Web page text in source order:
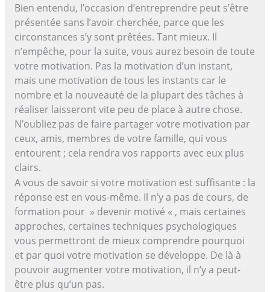
Bien entendu, l’occasion d’entreprendre peut s’être
présentée sans l’avoir cherchée, parce que les
circonstances s’y sont prêtées. Tant mieux. Il
n’empêche, pour la suite, vous aurez besoin de toute
votre motivation. Pas la motivation d’un instant,
mais une motivation de tous les instants car le
nombre et la nouveauté de la plupart des tâches à
réaliser laisseront vite peu de place à autre chose.
N’oubliez pas de faire partager votre motivation par
ceux, amis, membres de votre famille, qui vous
entourent ; cela rendra vos rapports avec eux plus
clairs.
A vous de savoir si votre motivation est suffisante : la
réponse est en vous-même. Il n’y a pas de cours, de
formation pour » devenir motivé « , mais certaines
approches, certaines techniques psychologiques
vous permettront de mieux comprendre pourquoi
et par quoi votre motivation se développe. De là à
pouvoir augmenter votre motivation, il n’y a peut-
être plus qu’un pas.